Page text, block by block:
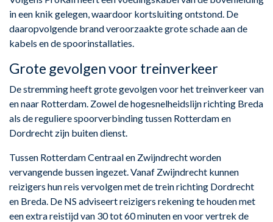
in een knik gelegen, waardoor kortsluiting ontstond. De
daaropvolgende brand veroorzaakte grote schade aan de
kabels en de spoorinstallaties.
Grote gevolgen voor treinverkeer
De stremming heeft grote gevolgen voor het treinverkeer van
en naar Rotterdam. Zowel de hogesnelheidslijn richting Breda
als de reguliere spoorverbinding tussen Rotterdam en
Dordrecht zijn buiten dienst.
Tussen Rotterdam Centraal en Zwijndrecht worden
vervangende bussen ingezet. Vanaf Zwijndrecht kunnen
reizigers hun reis vervolgen met de trein richting Dordrecht
en Breda. De NS adviseert reizigers rekening te houden met
een extra reistijd van 30 tot 60 minuten en voor vertrek de